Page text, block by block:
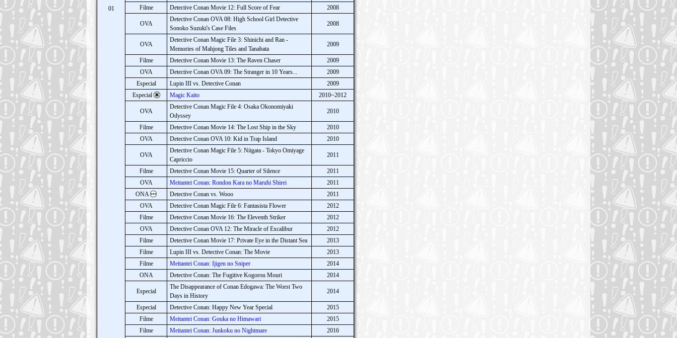
01 Filme Detective Conan Movie 12: Full Score of Fear 2008
OVA
Detective Conan OVA 08: High School Girl Detective
Sonoko Suzuki's Case Files
2008
OVA
Detective Conan Magic File 3: Shinichi and Ran -
Memories of Mahjong Tiles and Tanabata
2009
Filme Detective Conan Movie 13: The Raven Chaser
2009
OVA
Detective Conan OVA 09: The Stranger in 10 Years...
2009
Especial
Lupin III vs. Detective Conan
2009
Especial
Magic Kaito 2010~2012
OVA
Detective Conan Magic File 4: Osaka Okonomiyaki
Odyssey
2010
Filme Detective Conan Movie 14: The Lost Ship in the Sky
2010
OVA
Detective Conan OVA 10: Kid in Trap Island 2010
OVA
Detective Conan Magic File 5: Niigata - Tokyo Omiyage
Capriccio
2011
Filme Detective Conan Movie 15: Quarter of Silence
2011
OVA
Meitantei Conan: Rondon Kara no Maruhi Shirei
2011
ONA
Detective Conan vs. Wooo
2011
OVA
Detective Conan Magic File 6: Fantasista Flower
2012
Filme
Detective Conan Movie 16: The Eleventh Striker
2012
OVA
Detective Conan OVA 12: The Miracle of Excalibur
2012
Filme
Detective Conan Movie 17: Private Eye in the Distant Sea
2013
Filme
Lupin III vs. Detective Conan: The Movie
2013
Filme
Meitantei Conan: Ijigen no Sniper
2014
ONA
Detective Conan: The Fugitive Kogorou Mouri 2014
Especial
The Disappearance of Conan Edogawa: The Worst Two
Days in History
2014
Especial Detective Conan: Happy New Year Special
2015
Filme
Meitantei Conan: Gouka no Himawari
2015
Filme
Meitantei Conan: Junkoku no Nightmare
2016